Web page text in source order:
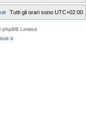
Tutti gli orari sono UTC+02:00
phpBB Limited